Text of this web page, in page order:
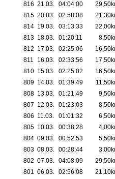
816 21.03. 04:04:00
815 20.03. 02:58:08
814 19.03. 03:13:33
813 18.03. 01:20:11
812 17.03. 02:25:06
811
16.03. 02:33:56
810 15.03. 02:25:02
809 14.03. 01:39:49
808 13.03. 01:21:49
807 12.03. 01:23:03
806 11.03. 01:01:32
805 10.03. 00:38:28
804 09.03. 00:52:53
803 08.03. 00:28:44
802 07.03. 04:08:09
801 06.03. 02:56:08